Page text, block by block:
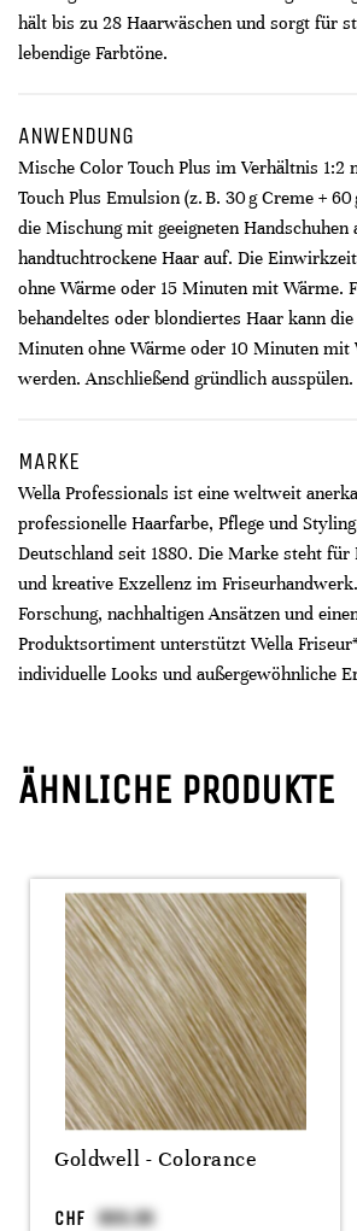
hält bis zu 28 Haarwäschen und sorgt für
lebendige Farbtöne.
ANWENDUNG
Mische Color Touch Plus im Verhältnis 1:2
Touch Plus Emulsion (z. B. 30 g Creme +
die Mischung mit geeigneten Handschuhen
handtuchtrockene Haar auf. Die
ohne Wärme oder 15 Minuten mit Wärme.
behandeltes oder blondiertes Haar kann
Minuten ohne Wärme oder 10 Minuten mit
werden. Anschließend gründlich ausspülen.
MARKE
Wella Professionals ist eine weltweit
professionelle Haarfarbe, Pflege und
Deutschland seit 1880. Die Marke steht
und kreative Exzellenz im
Forschung, nachhaltigen Ansätzen und
Produktsortiment unterstützt Wella
individuelle Looks und außergewöhnliche
ÄHNLICHE PRODUKTE
Goldwell - Colorance
CHF